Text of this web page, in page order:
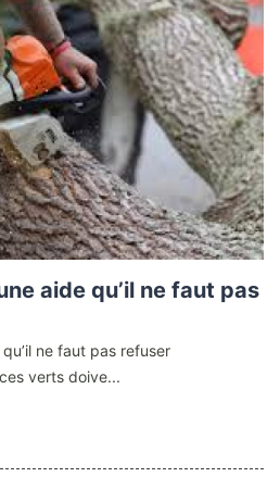
aide qu’il ne faut pas
qu’il ne faut pas refuser
verts doive...